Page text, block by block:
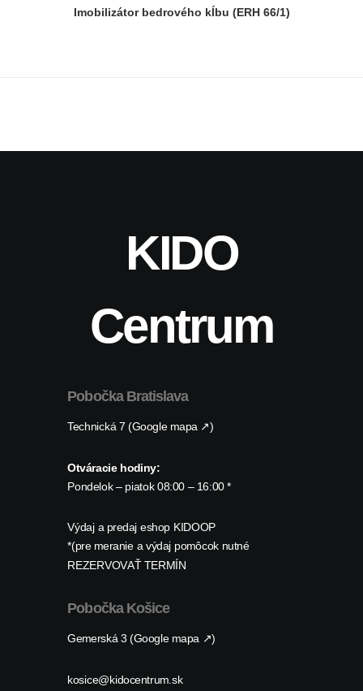
Imobilizátor bedrového kĺbu (ERH 66/1)
KIDO
Centrum
Pobočka Bratislava
Technická 7 (Google mapa ↗)
Otváracie hodiny:
Pondelok – piatok 08:00 – 16:00 *
Výdaj a predaj eshop KIDOOP
*(pre meranie a výdaj pomôcok nutné
REZERVOVAŤ TERMÍN
Pobočka Košice
Gemerská 3 (Google mapa ↗)
kosice@kidocentrum.sk